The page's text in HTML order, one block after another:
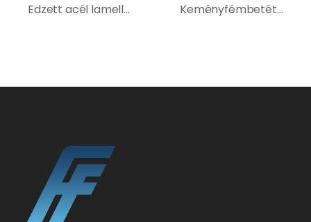
Edzett acél lamellás maró szerszámok Keményfémbetétes maró szerszámok